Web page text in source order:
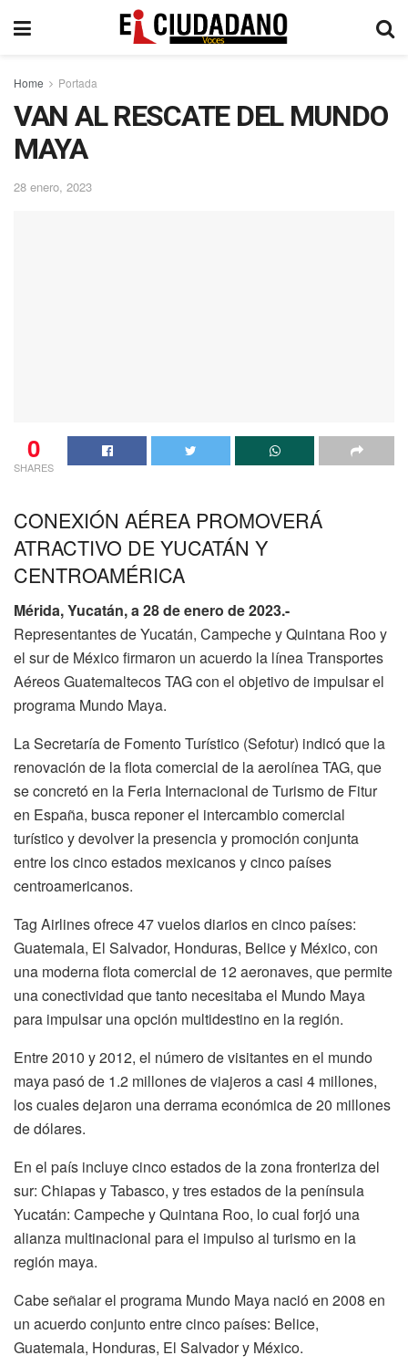
Home Portada
VAN AL RESCATE DEL MUNDO
MAYA
28 enero, 2023
0
SHARES
CONEXIÓN AÉREA PROMOVERÁ
ATRACTIVO DE YUCATÁN Y
CENTROAMÉRICA
Mérida, Yucatán, a 28 de enero de 2023.-
Representantes de Yucatán, Campeche y Quintana Roo y
el sur de México firmaron un acuerdo la línea Transportes
Aéreos Guatemaltecos TAG con el objetivo de impulsar el
programa Mundo Maya.
La Secretaría de Fomento Turístico (Sefotur) indicó que la
renovación de la flota comercial de la aerolínea TAG, que
se concretó en la Feria Internacional de Turismo de Fitur
en España, busca reponer el intercambio comercial
turístico y devolver la presencia y promoción conjunta
entre los cinco estados mexicanos y cinco países
centroamericanos.
Tag Airlines ofrece 47 vuelos diarios en cinco países:
Guatemala, El Salvador, Honduras, Belice y México, con
una moderna flota comercial de 12 aeronaves, que permite
una conectividad que tanto necesitaba el Mundo Maya
para impulsar una opción multidestino en la región.
Entre 2010 y 2012, el número de visitantes en el mundo
maya pasó de 1.2 millones de viajeros a casi 4 millones,
los cuales dejaron una derrama económica de 20 millones
de dólares.
En el país incluye cinco estados de la zona fronteriza del
sur: Chiapas y Tabasco, y tres estados de la península
Yucatán: Campeche y Quintana Roo, lo cual forjó una
alianza multinacional para el impulso al turismo en la
región maya.
Cabe señalar el programa Mundo Maya nació en 2008 en
un acuerdo conjunto entre cinco países: Belice,
Guatemala, Honduras, El Salvador y México.